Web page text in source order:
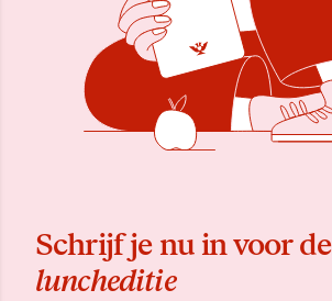
Schrijf je nu in voor de
luncheditie